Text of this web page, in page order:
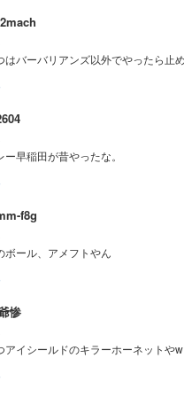
はバーバリアンズ以外でやったら止
早稲田が昔やったな。
f8g
ボール、アメフトやん
惨
アイシールドのキラーホーネットやw